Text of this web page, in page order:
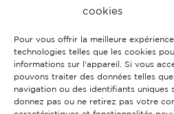
cookies
Pour vous offrir la meilleure
technologies telles que les cookies
informations sur l'appareil. Si vous
pouvons traiter des données telles
navigation ou des identifiants uniques
donnez pas ou ne retirez pas votre
PT:
+34
91
946
44